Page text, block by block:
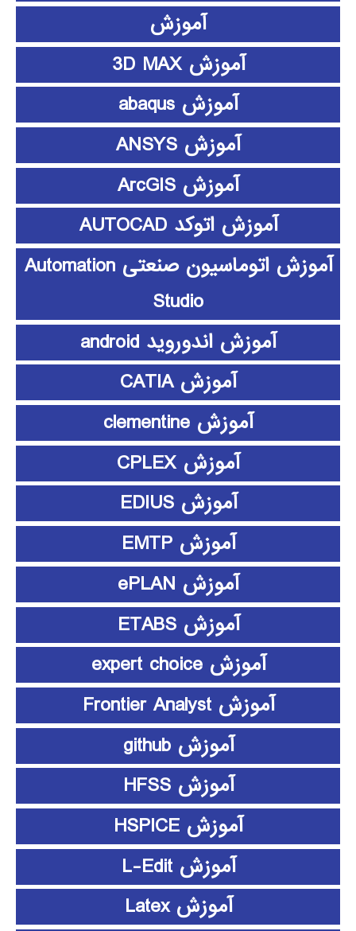
آموزش
آموزش 3D MAX
آموزش abaqus
آموزش ANSYS
آموزش ArcGIS
آموزش اتوکد AUTOCAD
آموزش اتوماسیون صنعتی Automation
Studio
آموزش اندوروید android
آموزش CATIA
آموزش clementine
آموزش CPLEX
آموزش EDIUS
آموزش EMTP
آموزش ePLAN
آموزش ETABS
آموزش expert choice
آموزش Frontier Analyst
آموزش github
آموزش HFSS
آموزش HSPICE
آموزش L-Edit
آموزش Latex